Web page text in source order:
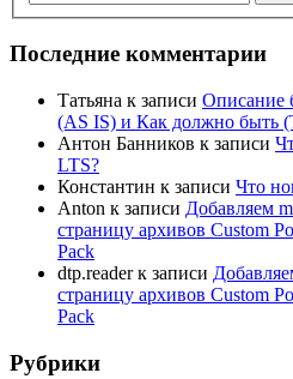
Последние комментарии
Татьяна к записи Описание
(AS IS) и Как должно быть
Антон Банников к записи
LTS?
Константин к записи Что
Anton к записи Добавляем
страницу архивов Custom
Pack
dtp.readerк записи
страницу архивов Custom
Pack
Рубрики